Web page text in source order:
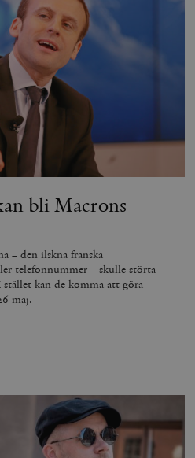
bli Macrons
– den ilskna franska
telefonnummer – skulle störta
kan de komma att göra
maj.